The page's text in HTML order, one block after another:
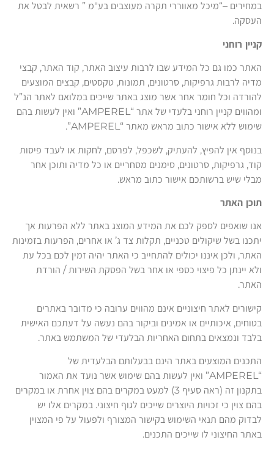
במחירים –“מיכל מאווררי תקרה מעוצבים בע"מ ” רשאית לבטל את
העסקה.
קניין רוחני
האתר כמו גם כל המידע שבו לרבות עיצוב האתר, קוד האתר, קבצי
מדיה לרבות גרפיקות, סרטונים, תמונות, טקסטים, קבצים המוצעים
להורדה וכל חומר אחר אשר מוצג באתר שייכים במלואם לאתר הנ”ל
ומהווים קניין רוחני בלעדי של אתר “AMPEREL” ואין לעשות בהם
שימוש ללא אישור כתוב מראש מאתר “AMPEREL”.
בנוסף אין להפיץ, להעתיק, לשכפל, לפרסם, לחקות או לעבד פיסות
קוד, גרפיקות, סרטונים, סימנים מסחריים או כל מדיה ותוכן אחר
מבלי שיש ברשותכם אישור כתוב מראש.
תוכן האתר
אנו שואפים לספק לכם את המידע המוצג באתר ללא הפרעות אך
יתכנו בשל שיקולים טכניים, תקלות צד ג’ או אחרים, הפרעות בזמינות
האתר, ולכן איננו יכולים להתחייב כי האתר יהיה זמין לכם בכל עת
ולא יינתן כל פיצוי כספי או אחר בשל הפסקת השירות / הורדת
האתר.
קישורים לאתר חיצוניים אינם מהווים ערובה כי מדובר באתרים
בטוחים, איכותיים או אמינים וביקור בהם נעשה על דעתכם האישית
בלבד ונמצאים בתחום האחריות הבלעדי של המשתמש באתר.
התכנים המוצעים באתר הינם בבעלותם הבלעדית של
“AMPEREL” ואין לעשות בהם שימוש אשר נועד את האמור
בתקנון זה (ראה סעיף 3) למעט במקרים בהם צוין אחרת או במקרים
בהם צוין כי זכויות היוצרים שייכים לגוף חיצוני. במקרים אלו יש
לבדוק מהם תנאי השימוש בקישור המצורף ולפעול על פי המצוין
באתר החיצוני לו שייכים התכנים.